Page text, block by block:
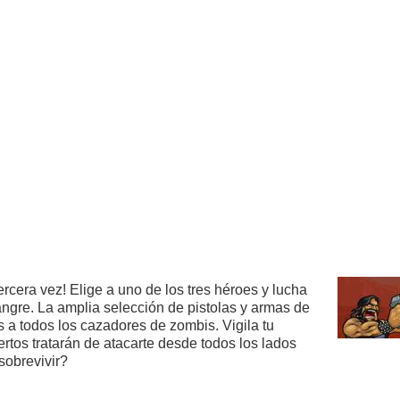
vez! Elige a uno de los tres héroes y lucha
La amplia selección de pistolas y armas de
todos los cazadores de zombis. Vigila tu
tratarán de atacarte desde todos los lados